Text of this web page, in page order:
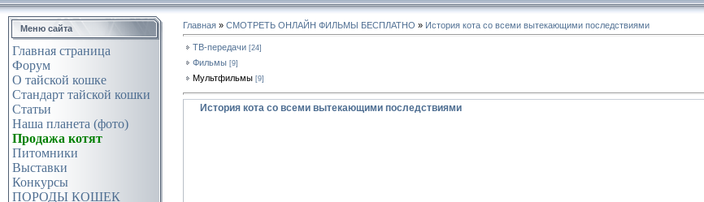
Меню сайта
Главная страница
Форум
О тайской кошке
Стандарт тайской кошки
Статьи
Наша планета (фото)
Продажа котят
Питомники
Выставки
Конкурсы
ПОРОДЫ КОШЕК
Главная » СМОТРЕТЬ ОНЛАЙН ФИЛЬМЫ БЕСПЛАТНО » История кота со всеми вытекающими последствиями
ТВ-передачи [24]
Фильмы [9]
Мультфильмы [9]
История кота со всеми вытекающими последствиями